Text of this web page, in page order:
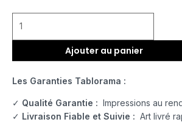
Ajouter au panier
Les Garanties Tablorama :
✓ Qualité Garantie : Impressions au
✓ Livraison Fiable et Suivie : Art livré